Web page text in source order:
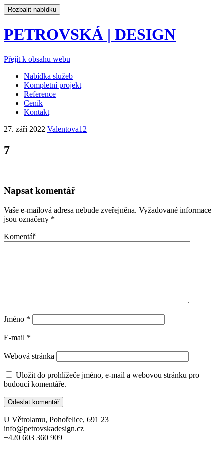
Rozbalit nabídku
PETROVSKÁ | DESIGN
Přejít k obsahu webu
Nabídka služeb
Kompletní projekt
Reference
Ceník
Kontakt
27. září 2022 Valentova12
7
Napsat komentář
Vaše e-mailová adresa nebude zveřejněna. Vyžadované informace
jsou označeny *
Komentář
Jméno *
E-mail *
Webová stránka
Uložit do prohlížeče jméno, e-mail a webovou stránku pro
budoucí komentáře.
U Větrolamu, Pohořelice, 691 23
info@petrovskadesign.cz
+420 603 360 909